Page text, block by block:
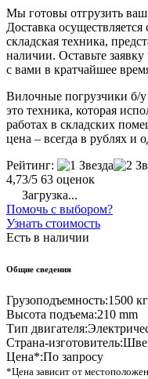
Мы готовы отгрузить
Доставка
складская техника,
наличии. Оставьте
с вами в кратчайшее
Вилочные погрузчики б/
это техника, которая
работах в складских
цена – всегда в рублях и
Рейтинг:
4,73/5 63 оценок
Загрузка...
Помочь с выбором?
Узнать стоимость
Есть в наличии
Общие сведения
Грузоподъемность:1500 кг
Высота подъема:210 mm
Тип двигателя:
Страна-изготовитель:
Цена*:По запросу
*Цена зависит от